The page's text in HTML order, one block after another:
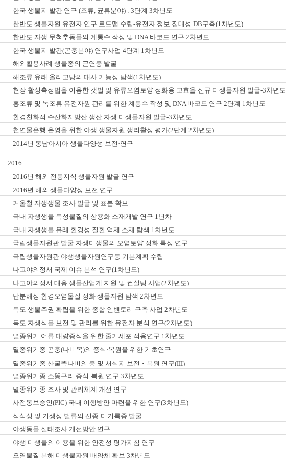
한국 생물지 발간 연구 (조류, 균류분야) : 3단계 3차년도
한반도 생물자원 유전자 연구 로드맵 수립-유전자 정보 집대성 DB구축(1차년도)
한반도 자생 무척추동물의 계통수 작성 및 DNA 바코드 연구 2차년도
한국 생물지 발간(곤충분야) 연구사업 4단계 1차년도
해외활용사례 생물종의 근연종 발굴
해조류 유래 올리고당의 대사 기능성 탐색(1차년도)
현장 활성측정법을 이용한 갯벌 및 유류오염토양 정화용 고효율 신규 미생물자원 발굴-3차년도
홍조류 및 녹조류 유전자원 관리를 위한 계통수 작성 및 DNA 바코드 연구 2단계 1차년도
환경친화적 수산화지방산 생산 자생 미생물자원 발굴-3차년도
천연물은행 운영을 위한 야생 생물자원 생리활성 평가(2단계 2차년도)
2014년 동남아시아 생물다양성 보전·연구
2016
2016년 해외 전통지식 생물자원 발굴 연구
2016년 해외 생물다양성 보전 연구
겨울철 자생생물 조사.발굴 및 표본 확보
국내 자생생물 독성물질의 상용화 소재개발 연구 1년차
국내 자생생물 유래 환경성 질환 억제 소재 탐색 1차년도
국립생물자원관 발굴 자생미생물의 오염토양 정화 특성 연구
국립생물자원관 야생생물자원연구동 기본계획 수립
나고야의정서 국제 이슈 분석 연구(1차년도)
나고야의정서 대응 생물산업계 지원 및 컨설팅 사업(2차년도)
난분해성 환경오염물질 정화 생물자원 탐색 2차년도
독도 생물주권 확립을 위한 종합 인벤토리 구축 사업 2차년도
독도 자생식물 보전 및 관리를 위한 유전자 분석 연구(2차년도)
멸종위기 어류 대량증식을 위한 줄기세포 적용연구 1차년도
멸종위기종 곤충(나비목)의 증식·복원을 위한 기초연구
멸종위기종 산굴뚝나비의 종 및 서식지 보전‧복원 연구(III)
멸종위기종 소똥구리 증식·복원 연구 3차년도
멸종위기종 조사 및 관리체계 개선 연구
사전통보승인(PIC) 국내 이행방안 마련을 위한 연구(3차년도)
식식성 및 기생성 벌류의 신종·미기록종 발굴
야생동물 실태조사 개선방안 연구
야생 미생물의 이용을 위한 안전성 평가지침 연구
오염물질 분해 미생물자원 배양체 확보 3차년도